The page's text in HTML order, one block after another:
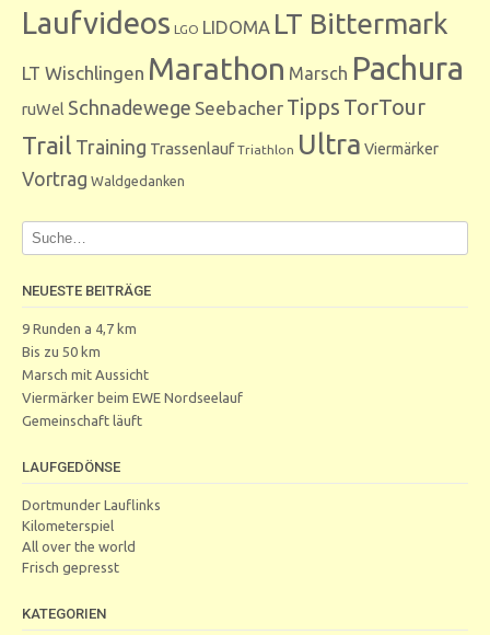
Laufvideos LGO LIDOMA LT Bittermark
LT Wischlingen Marathon Marsch Pachura
ruWel Schnadewege Seebacher Tipps TorTour
Trail Training Trassenlauf Triathlon Ultra Viermärker
Vortrag Waldgedanken
NEUESTE BEITRÄGE
9 Runden a 4,7 km
Bis zu 50 km
Marsch mit Aussicht
Viermärker beim EWE Nordseelauf
Gemeinschaft läuft
LAUFGEDÖNSE
Dortmunder Lauflinks
Kilometerspiel
All over the world
Frisch gepresst
KATEGORIEN